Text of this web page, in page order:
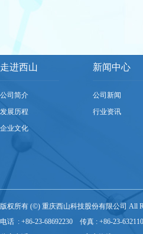
走进西山
公司简介
发展历程
企业文化
新闻中心
公司新闻
行业资讯
版权所有 (©) 重庆西山科技股份有限公司 All
电话 : +86-23-68692230 传真 : +86-23-